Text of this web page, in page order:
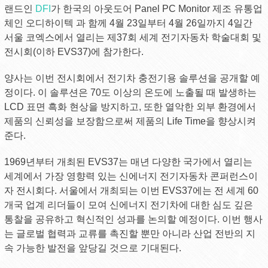
랜드인 DFI 가 한국의 아웃도어 Panel PC Monitor 제조 유통업
체인 오디하이텍 과 함께 4월 23일부터 4월 26일까지 4일간
서울 코엑스에서 열리는 제37회 세계 전기자동차 학술대회 및
전시회(이하 EVS37)에 참가한다.
양사는 이번 전시회에서 전기차 충전기용 솔루션을 공개할 예
정이다. 이 솔루션은 70도 이상의 온도에 노출될 때 발생하는
LCD 표면 흑화 현상을 방지하고, 또한 열악한 외부 환경에서
제품의 신뢰성을 보장함으로써 제품의 Life Time을 향상시켜
준다.
1969년부터 개최된 EVS37는 매년 다양한 국가에서 열리는
세계에서 가장 영향력 있는 신에너지 전기자동차 콘퍼런스이
자 전시회다. 서울에서 개최되는 이번 EVS37에는 전 세계 60
개국 업계 리더들이 모여 신에너지 전기차에 대한 심도 깊은
통찰을 공유하고 혁신적인 성과를 논의할 예정이다. 이번 행사
는 글로벌 협력과 교류를 촉진할 뿐만 아니라 산업 전반의 지
속 가능한 발전을 앞당길 것으로 기대된다.